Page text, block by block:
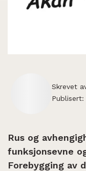
Skrevet
Publisert:
Rus og
funksjonsevne
Forebygging av